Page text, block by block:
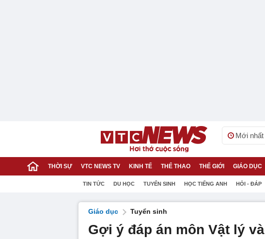
Mới nhất
THỜI SỰ VTC NEWS TV KINH TẾ THỂ THAO THẾ GIỚI GIÁO DỤC
TIN TỨC DU HỌC TUYỂN SINH HỌC TIẾNG ANH HỎI - ĐÁP
Giáo dục Tuyển sinh
Gợi ý đáp án môn Vật lý